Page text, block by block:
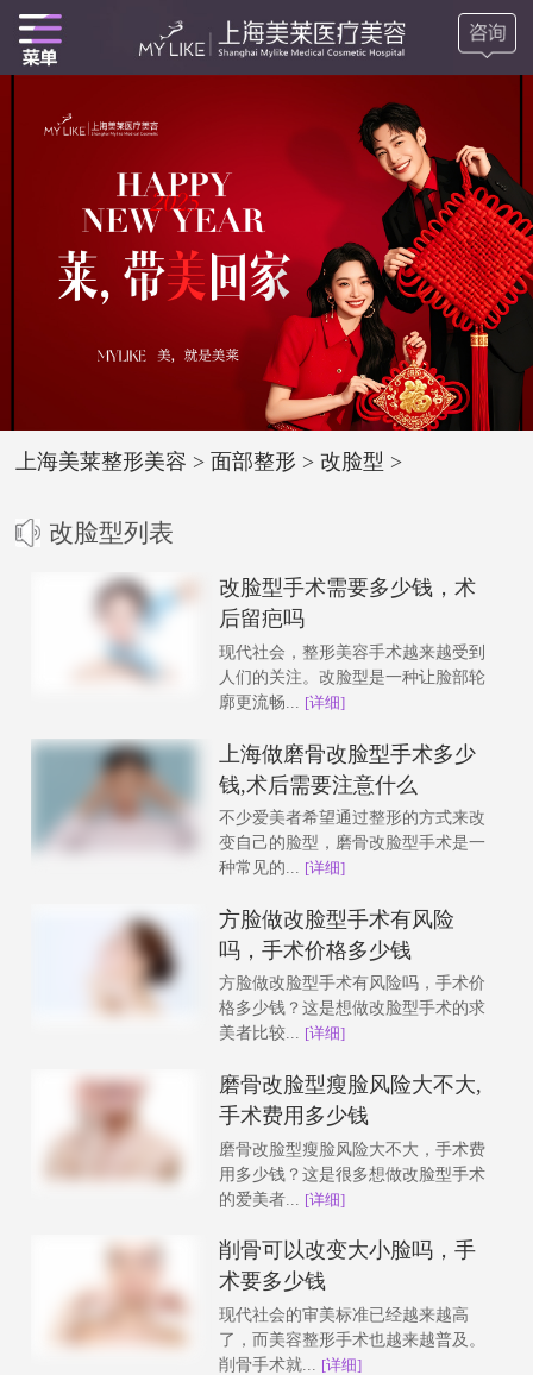
上海美莱整形美容 > 面部整形 >改脸型 >
改脸型列表
改脸型手术需要多少钱，术
后留疤吗
现代社会，整形美容手术越来越受到
人们的关注。改脸型是一种让脸部轮
廓更流畅... [详细]
上海做磨骨改脸型手术多少
钱,术后需要注意什么
不少爱美者希望通过整形的方式来改
变自己的脸型，磨骨改脸型手术是一
种常见的... [详细]
方脸做改脸型手术有风险
吗，手术价格多少钱
方脸做改脸型手术有风险吗，手术价
格多少钱？这是想做改脸型手术的求
美者比较... [详细]
磨骨改脸型瘦脸风险大不大,
手术费用多少钱
磨骨改脸型瘦脸风险大不大，手术费
用多少钱？这是很多想做改脸型手术
的爱美者... [详细]
削骨可以改变大小脸吗，手
术要多少钱
现代社会的审美标准已经越来越高
了，而美容整形手术也越来越普及。
削骨手术就... [详细]